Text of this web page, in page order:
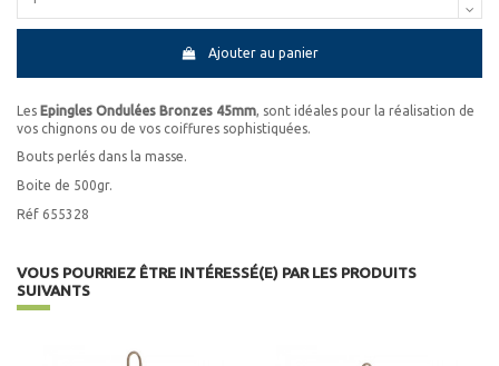
Ajouter au panier
Les Epingles Ondulées Bronzes 45mm, sont idéales pour la réalisation de
vos chignons ou de vos coiffures sophistiquées.
Bouts perlés dans la masse.
Boite de 500gr.
Réf 655328
VOUS POURRIEZ ÊTRE INTÉRESSÉ(E) PAR LES PRODUITS
SUIVANTS